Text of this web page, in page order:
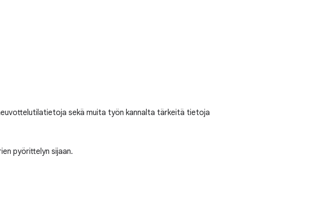
sekä muita työn kannalta tärkeitä tietoja
pyörittelyn sijaan.